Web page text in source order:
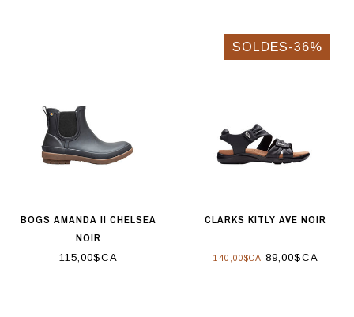
BOGS AMANDA II CHELSEA
NOIR
115,00$CA
SOLDES-36%
CLARKS KITLY AVE NOIR
140,00$CA89,00$CA